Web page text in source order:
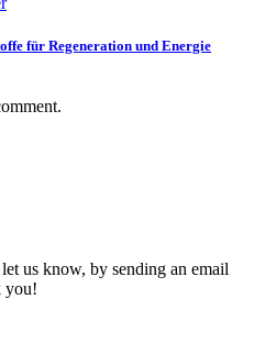
für Regeneration und Energie
us know, by sending an email
you!